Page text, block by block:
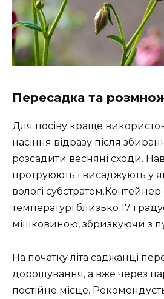
Пересадка та
Для посіву краще
насіння відразу після
розсадити весняні сходи.
протруюють і висаджують у
вологі субстратом.Контейнер
температурі близько 17
мішковиною, збризкуючи з
На початку літа саджанці
дорощування, а вже через
постійне місце.